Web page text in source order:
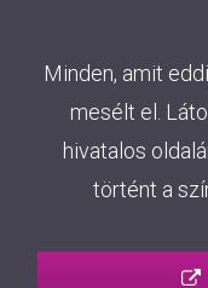
Minden, amit
mesélt el.
hivatalos
történt a